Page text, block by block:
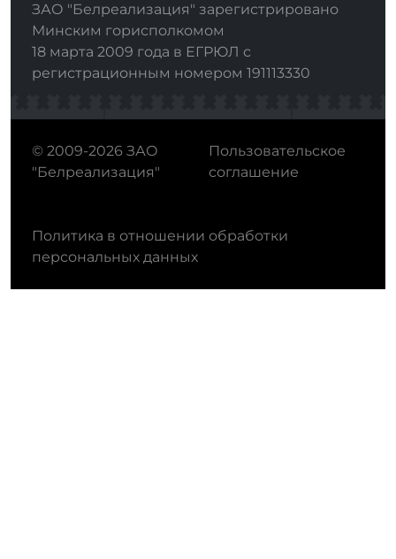
ЗАО "Белреализация" зарегистрировано
Минским горисполкомом
18 марта 2009 года в ЕГРЮЛ с
регистрационным номером 191113330
© 2009-2026 ЗАО
"Белреализация"
Пользовательское
соглашение
Политика в отношении обработки
персональных данных